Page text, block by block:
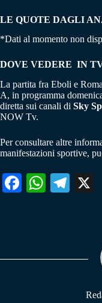
LE QUOTE DAGLI
*Dati al momento non
DOVE VEDERE IN
La partita fra Eboli e
A, in programma
diretta sui canali di Sky
NOW Tv.
Per consultare altre
manifestazioni sportive,
Fa W
pp
Te
m